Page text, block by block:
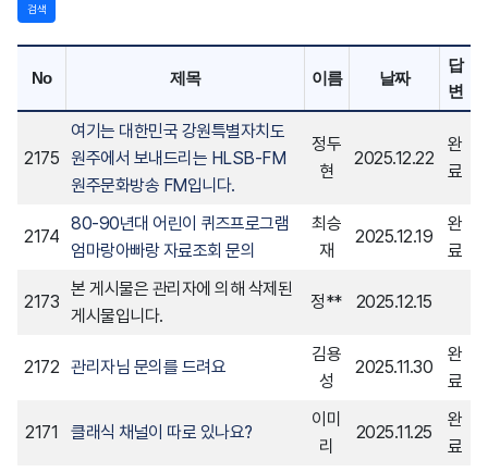
3. 접수 방법
홈페이지(www.wjmbc.co.kr) 시청자 의견 게시판
전화 033-741-8243(월~금 : 오전 9시~오후 6시, 토
~일, 공휴일, 야간)
4. 처리 절차
의견 등 불만 신청(홈페이지, 전화) → 시청자 권익 보호
담당 부서(경영 심의국) 접수 → 관련 부서 협의 → 불만
등 의견 처리 결과 답변 처리(홈페이지, 전화)
5. 민원 처리 지침
민원 관련 부서는 1주일 이내 처리결과를 위해 노력하
있어 신속성이 요구 된다고 판단되는 경우 즉시 처리하
불가피한 사유로 처리가 지연 될 시에는 민원인에게 사
검색
No 제목 이름 날짜
답
변
2175
여기는 대한민국 강원특별자치도
원주에서 보내드리는 HLSB-FM
원주문화방송 FM입니다.
정두
현
2025.12.22
완
료
2174
80-90년대 어린이 퀴즈프로그램
엄마랑아빠랑 자료조회 문의
최승
재
2025.12.19
완
료
2173
본 게시물은 관리자에 의해 삭제된
게시물입니다.
정** 2025.12.15
2172 관리자님 문의를 드려요
김용
성
2025.11.30
완
료
2171 클래식 채널이 따로 있나요?
이미
리
2025.11.25
완
료